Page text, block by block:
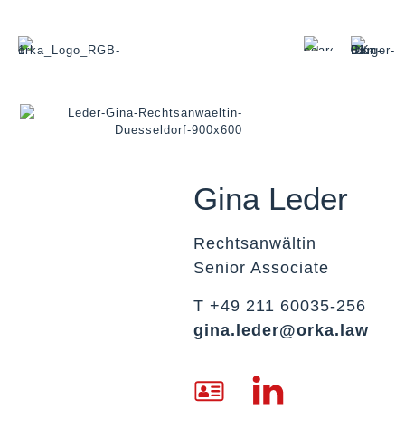
Gina Leder
Rechtsanwältin
Senior Associate
T +49 211 60035-256
gina.leder@orka.law